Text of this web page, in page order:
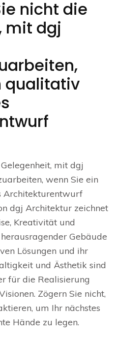
nicht die
mit dgj
qualitativ
mit dgj
wenn Sie ein
Architekturentwurf
dgj Architektur zeichnet
Kreativität und
Gebäude
Lösungen und ihr
und Ästhetik sind
für die Realisierung
Zögern Sie nicht,
um Ihr nächstes
Hände zu legen.